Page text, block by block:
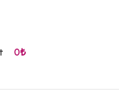
0₺